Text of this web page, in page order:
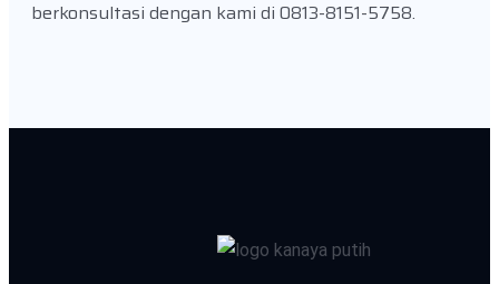
berkonsultasi dengan kami di 0813-8151-5758.